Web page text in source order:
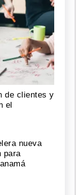
de clientes y
el
nueva
para